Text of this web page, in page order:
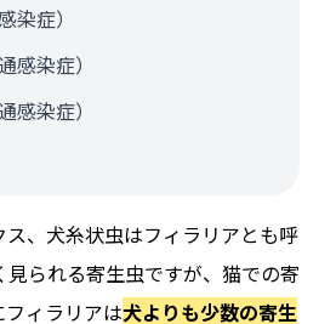
染症）
感染症）
感染症）
、犬糸状虫はフィラリアとも呼
られる寄生虫ですが、猫での寄
ィラリアは犬よりも少数の寄生